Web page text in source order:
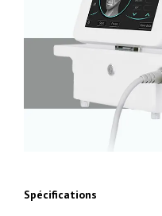
Spécifications